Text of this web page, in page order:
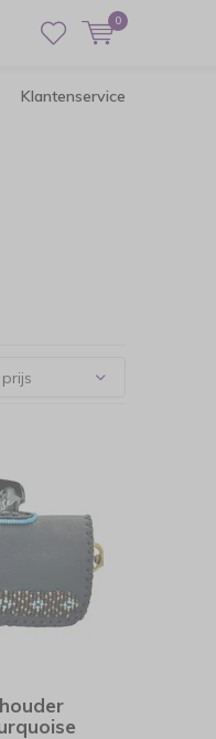
0
Klantenservice